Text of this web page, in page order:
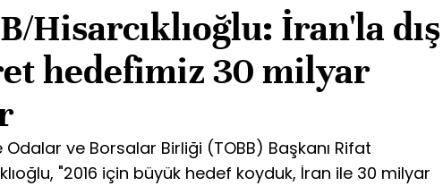
Hisarcıklıoğlu: İran'la dış
hedefimiz 30 milyar
Odalar ve Borsalar Birliği (TOBB) Başkanı Rifat
"2016 için büyük hedef koyduk, İran ile 30 milyar